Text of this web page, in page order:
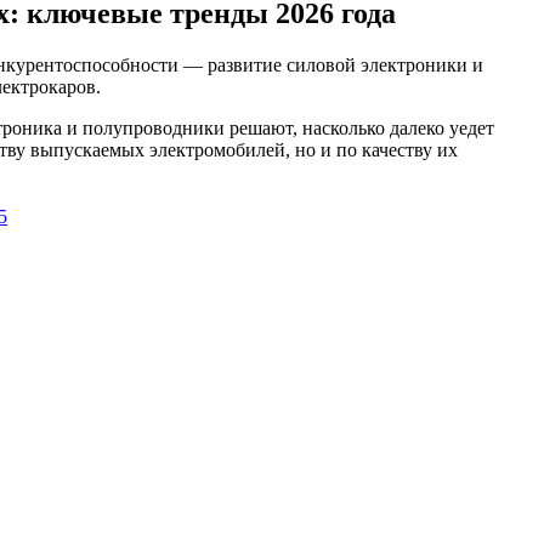
ключевые тренды 2026 года
— развитие силовой электроники и
и полупроводники решают, насколько далеко уедет
выпускаемых электромобилей, но и по качеству их